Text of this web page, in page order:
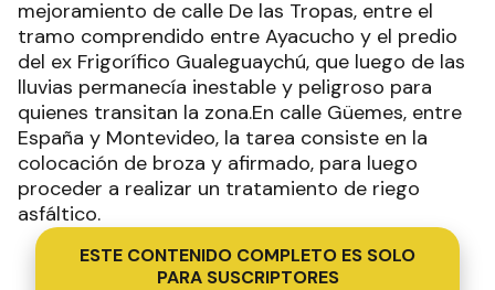
mejoramiento de calle De las Tropas, entre el
tramo comprendido entre Ayacucho y el predio
del ex Frigorífico Gualeguaychú, que luego de las
lluvias permanecía inestable y peligroso para
quienes transitan la zona.En calle Güemes, entre
España y Montevideo, la tarea consiste en la
colocación de broza y afirmado, para luego
proceder a realizar un tratamiento de riego
asfáltico.
ESTE CONTENIDO COMPLETO ES SOLO
PARA SUSCRIPTORES